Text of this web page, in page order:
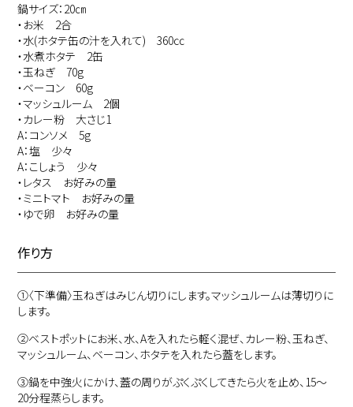
鍋サイズ：20㎝
・お米 2合
・水(ホタテ缶の汁を入れて) 360㏄
・水煮ホタテ 2缶
・玉ねぎ 70g
・ベーコン 60g
・マッシュルーム 2個
・カレー粉 大さじ1
A：コンソメ 5g
A：塩 少々
A：こしょう 少々
・レタス お好みの量
・ミニトマト お好みの量
・ゆで卵 お好みの量
作り方
①〈下準備〉玉ねぎはみじん切りにします。マッシュルームは薄切りに
します。
②ベストポットにお米、水、Aを入れたら軽く混ぜ、カレー粉、玉ねぎ、
マッシュルーム、ベーコン、ホタテを入れたら蓋をします。
③鍋を中強火にかけ、蓋の周りがぷくぷくしてきたら火を止め、15～
20分程蒸らします。